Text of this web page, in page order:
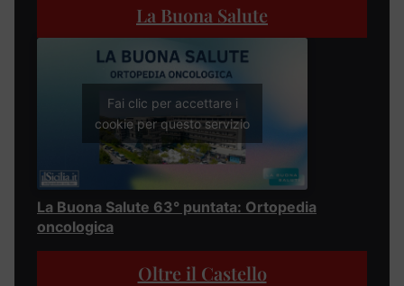
La Buona Salute
Fai clic per accettare i
cookie per questo servizio
La Buona Salute 63° puntata: Ortopedia
oncologica
Oltre il Castello